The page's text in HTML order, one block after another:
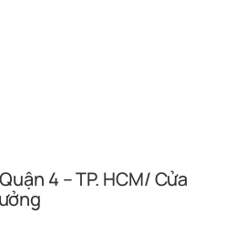
4 – TP. HCM/ Cửa